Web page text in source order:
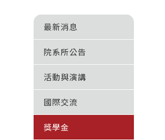
最新消息
院系所公告
活動與演講
國際交流
獎學金